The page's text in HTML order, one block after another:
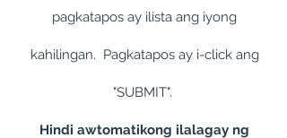
pagkatapos ay ilista ang iyong
kahilingan. Pagkatapos ay i-click ang
"SUBMIT".
Hindi awtomatikong ilalagay ng